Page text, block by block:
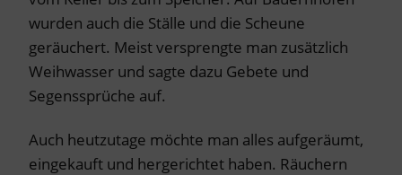
wurden auch die Ställe und die Scheune
geräuchert. Meist versprengte man zusätzlich
Weihwasser und sagte dazu Gebete und
Segenssprüche auf.
Auch heutzutage möchte man alles aufgeräumt,
eingekauft und hergerichtet haben. Räuchern